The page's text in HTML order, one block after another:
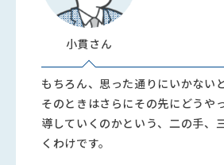
小貫さん
もちろん、思った通りにいかない
そのときはさらにその先にどうや
導していくのかという、二の手、
くわけです。